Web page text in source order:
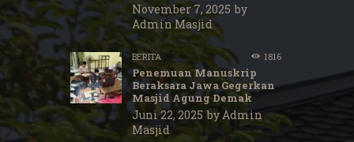
November 7, 2025 by
Admin Masjid
BERITA 1816
Penemuan Manuskrip
Beraksara Jawa Gegerkan
Masjid Agung Demak
Juni 22, 2025 byAdmin
Masjid